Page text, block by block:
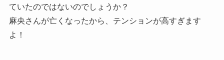
ていたのではないのでしょうか？
麻央さんが亡くなったから、テンションが高すぎます
よ！